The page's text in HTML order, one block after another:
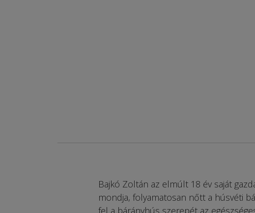
Bajkó Zoltán az elmúlt 18 év saját
mondja, folyamatosan nőtt a húsvéti
fel a bárányhús szerepét az